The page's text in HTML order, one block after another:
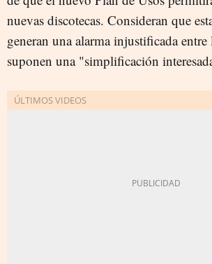
nuevas discotecas. Consideran que
generan una alarma injustificada
suponen una "simplificación